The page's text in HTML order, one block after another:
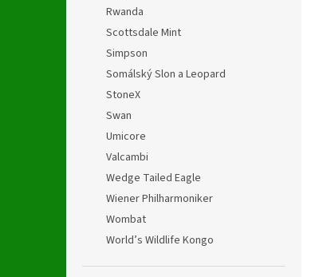
Rwanda
Scottsdale Mint
Simpson
Somálský Slon a Leopard
StoneX
Swan
Umicore
Valcambi
Wedge Tailed Eagle
Wiener Philharmoniker
Wombat
World’s Wildlife Kongo